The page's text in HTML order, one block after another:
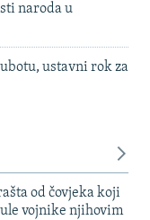
naroda u
ustavni rok za
od čovjeka koji
vojnike njihovim